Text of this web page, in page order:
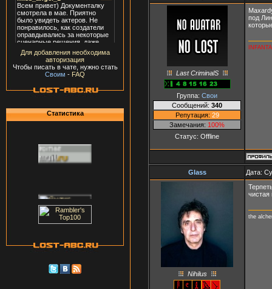
Для добавления необходима
авторизация
Чтобы писать в чате, нужно стать
Своим - FAQ
Статистика
Last CriminalS
Группа: Свои
Сообщений: 340
Репутация: 29
Замечания: 100%
Статус: Offline
под
INFANTA
Glass Дата:
Nihilus
чистая
the